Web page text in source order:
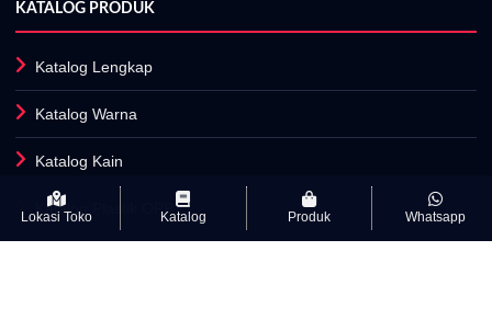
KATALOG PRODUK
Katalog Lengkap
Katalog Warna
Katalog Kain
Katalog Plastik OPP
Lokasi Toko Katalog Produk Whatsapp